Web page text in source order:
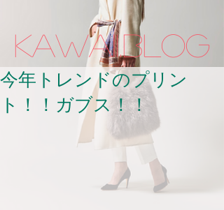
kawaii.BLOG
今年トレンドのプリン
ト！！ガブス！！